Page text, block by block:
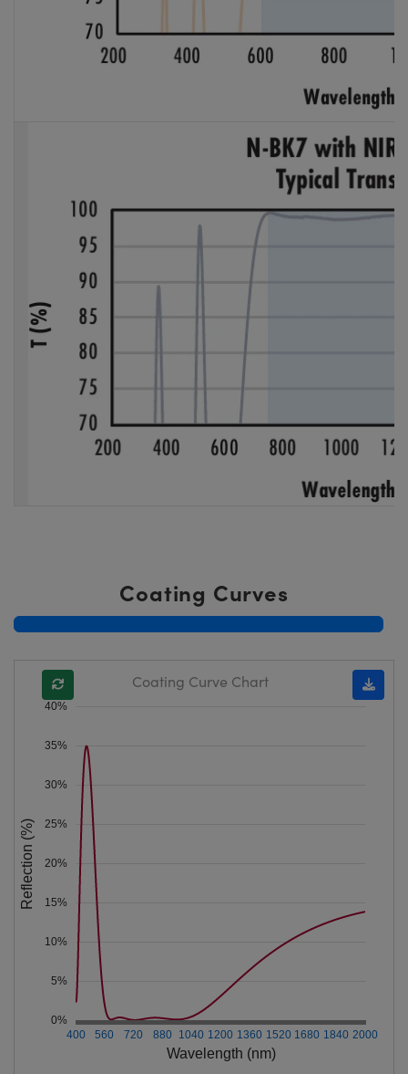
Coating Curves
Wavelength (nm)
400 560 720 880 1040 1200 1360 1520 1680 1840 2000
0%
5%
10%
15%
20%
25%
30%
35%
40%
Reflection (%)
Coating Curve Chart